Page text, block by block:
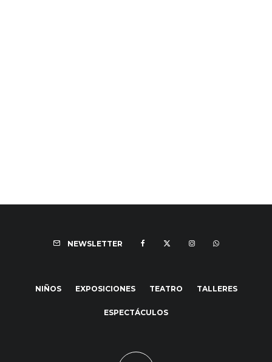
NEWSLETTER
NIÑOS EXPOSICIONES TEATRO TALLERES
ESPECTÁCULOS